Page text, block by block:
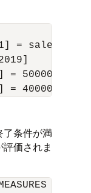
=
50000,
了条件が満
価されま
(s)